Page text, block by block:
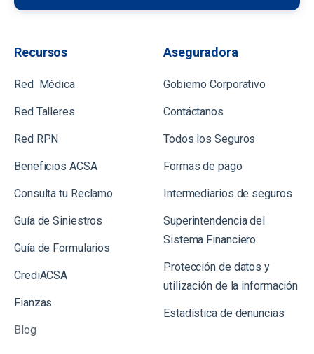
Recursos
Red Médica
Red Talleres
Red RPN
Beneficios ACSA
Consulta tu Reclamo
Guía de Siniestros
Guía de Formularios
CrediACSA
Fianzas
Blog
Aseguradora
Gobierno Corporativo
Contáctanos
Todos los Seguros
Formas de pago
Intermediarios de seguros
Superintendencia del
Sistema Financiero
Protección de datos y
utilización de la información
Estadística de denuncias